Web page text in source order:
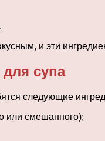
и эти
супа
следующие
или смешанного);